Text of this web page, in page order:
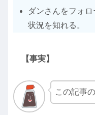
ダンさんをフォ
状況を知れる。
【事実】
この記事